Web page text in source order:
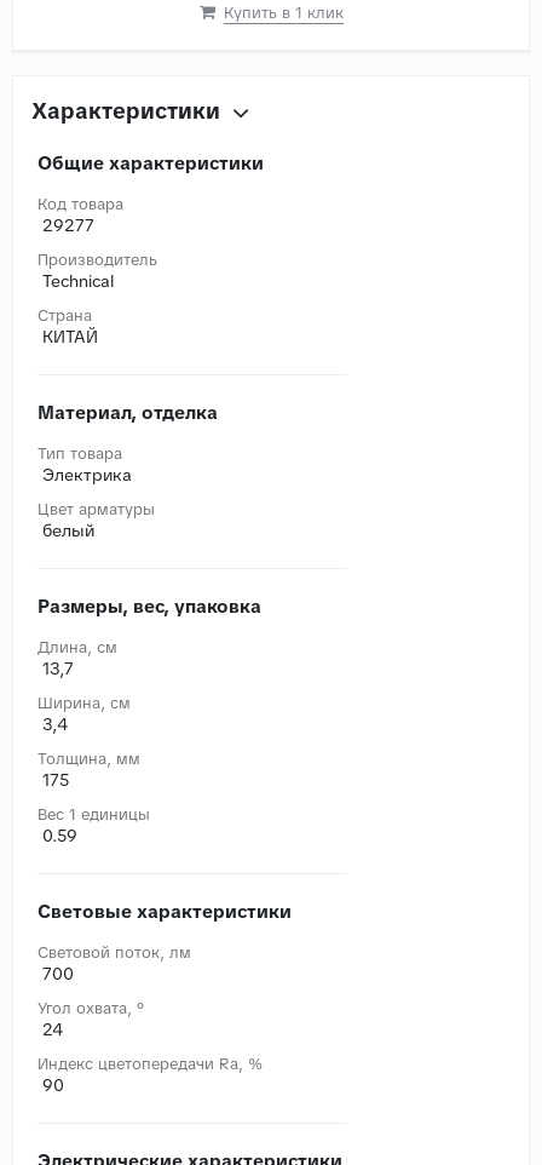
Купить в 1 клик
Характеристики
Общие характеристики
Код товара
29277
Производитель
Technical
Страна
КИТАЙ
Материал, отделка
Тип товара
Электрика
Цвет арматуры
белый
Размеры, вес, упаковка
Длина, cм
13,7
Ширина, cм
3,4
Толщина, мм
175
Вес 1 единицы
0.59
Световые характеристики
Световой поток, лм
700
Угол охвата, °
24
Индекс цветопередачи Ra, %
90